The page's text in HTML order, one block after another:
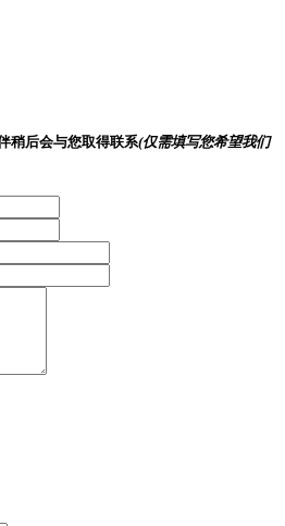
稍后会与您取得联系(仅需填写您希望我们